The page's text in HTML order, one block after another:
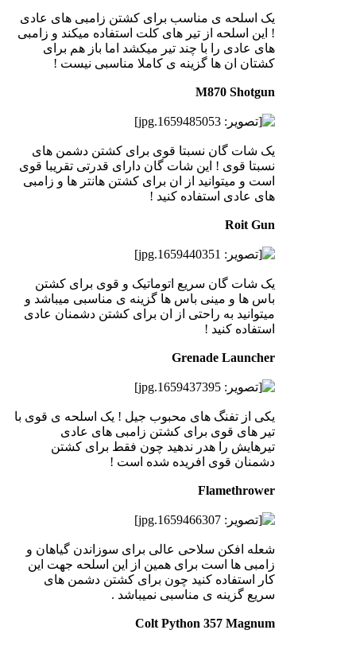
یک اسلحه ی مناسب برای کشتن زامبی های عادی
! این اسلحه از تیر های کلت استفاده میکند و زامبی
های عادی را با چند تیر میکشد اما باز هم برای
کشتان ان ها گزینه ی کاملا مناسبی نیست !
M870 Shotgun
یک شات گان نسبتا قوی برای کشتن دشمن های
نسبتا قوی ! این شات گان دارای قدرتی تقریبا قوی
است و میتوانید از ان برای کشتن هانتر ها و زامبی
های عادی استفاده کنید !
Roit Gun
یک شات گان سریع اتوماتیک و قوی برای کشتن
باس ها و مینی باس ها گزینه ی مناسبی میباشد و
میتوانید به راحتی از ان برای کشتن دشمنان عادی
استفاده کنید !
Grenade Launcher
یکی از تفنگ های محبوب جیل ! یک اسلحه ی قوی با
تیر های قوی برای کشتن زامبی های عادی
تیرهایش را هدر ندهید چون فقط برای کشتن
دشمنان قوی افریده شده است !
Flamethrower
شعله افکن سلاحی عالی برای سوزاندن گیاهان و
زامبی ها است برای همین از این اسلحه جهت این
کار استفاده کنید چون برای کشتن دشمن های
سریع گزینه ی مناسبی نمیباشد .
Colt Python 357 Magnum